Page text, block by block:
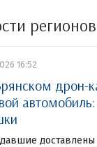
регионов
16:52
дрон-